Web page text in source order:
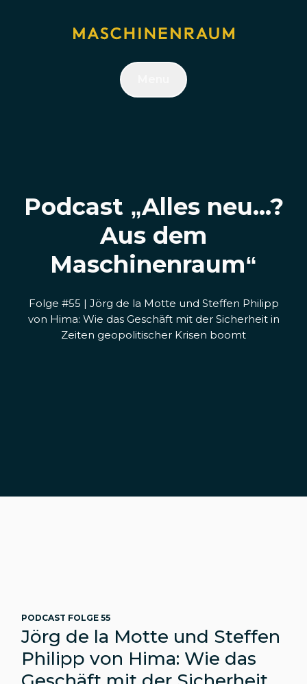
Podcast „Alles neu...?
Aus dem
Maschinenraum“
Folge #55 | Jörg de la Motte und Steffen Philipp
von Hima: Wie das Geschäft mit der Sicherheit in
Zeiten geopolitischer Krisen boomt
PODCAST FOLGE 55
Jörg de la Motte und Steffen
Philipp von Hima: Wie das